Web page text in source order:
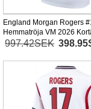
England Morgan Rogers
Hemmatröja VM 2026
997.42SEK